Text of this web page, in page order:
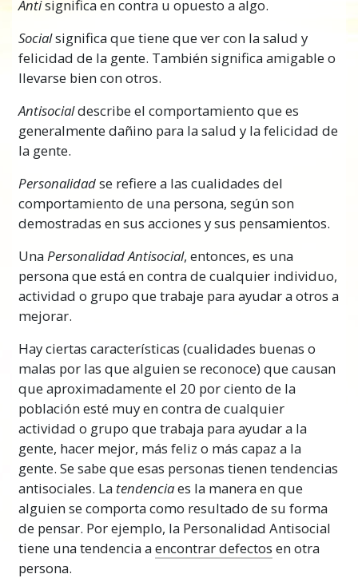
De la misma manera, cuando alguien se
siente feliz y está teniendo éxito en la vida y
luego, por ninguna razón que pueda verse
con facilidad, empieza a sentirse mal, parece
hacía antes y ahora está triste y es pesimista
más a menudo, alguien o algo hizo que esto
sucediera.
Puede que no te hayas dado cuenta de ello,
pero hay dos tipos específicos de personas en
lasociedad, algunasde hecho quieren que
vayas mejor, mientras que otras, de hecho,
trabajan duro para hacer que falles. Esta
gente mala esconde lo que está haciendo y no
son fáciles de ver si no sabes cómo buscar por
Lo que necesitas ser capaz de hacer es ver y
saber quiénes son tus amigos en realidad.
¿Quiénes son las personas que conoces, con
las que vives y trabajas que realmente
quieren que te vaya bien y cuáles son las
personas que están tratando de hacer que
falles? Cuando puedas responder a esta
pregunta y sepas cómo manejar a la gente
tratando de detenerte, puedes empezar a ir
mucho mejor en la vida y ser más estable,
exitoso y feliz otra vez.
Antisignifica en contra u opuesto a algo.
Socialsignifica que tiene que ver con la salud y
felicidad de la gente. También significa amigable o
llevarse bien con otros.
Antisocialdescribe el comportamiento que es
generalmente dañino para la salud y la felicidad de
la gente.
Personalidadse refiere a las cualidades del
comportamiento de una persona, según son
demostradas en sus acciones y sus pensamientos.
Una Personalidad Antisocial, entonces, es una
persona que está en contra de cualquier individuo,
actividad o grupo que trabaje para ayudar a otros a
mejorar.
Hay ciertas características (cualidades buenas o
malas por las que alguien se reconoce) que causan
que aproximadamente el 20 por ciento de la
población esté muy en contra de cualquier
actividad o grupo que trabaja para ayudar a la
gente, hacer mejor, más feliz o más capaz a la
gente. Se sabe que esas personas tienen tendencias
antisociales. La tendenciaes la manera en que
alguien se comporta como resultado de su forma
de pensar. Por ejemplo, la Personalidad Antisocial
tiene una tendencia aencontrar defectos en otra
persona.